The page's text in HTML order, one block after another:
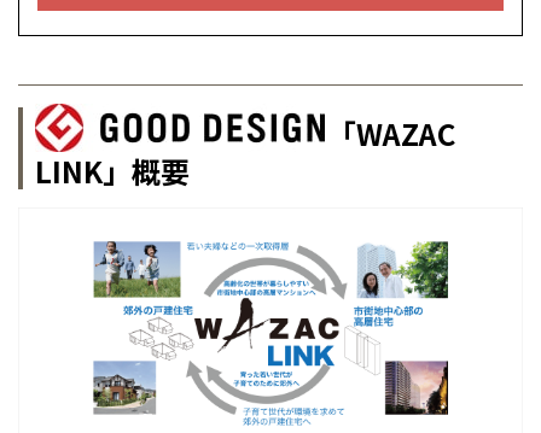
セントラルヒーティング
代表ごあいさつ
企業理念
会社概要
グループ会社紹介
「WAZAC
LINK」概要
北海道
道央
道南
青森
岩手
甲信越・北陸
山梨
東京
東海
北海道
小樽
道央
苫小牧千歳
小樽
道北
旭川
道南
函館
青森県
八戸
青森
秋田
岩手県
盛岡
甲信越・北陸
新潟
長岡
山梨県
甲府
東京都
世田谷
八王子
東海